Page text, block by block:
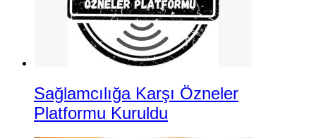
Sağlamcılığa Karşı Özneler
Platformu Kuruldu